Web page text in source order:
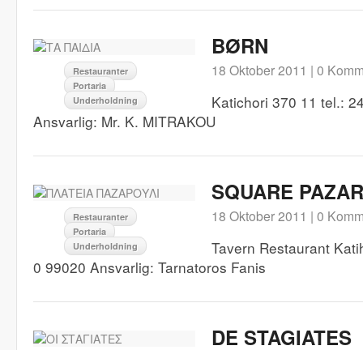
Restauranter
Portaria
Underholdning
BØRN
18 Oktober 2011 | 0
Katichori 370 11 tel.:
Ansvarlig: Mr. K. MITRAKOU
Restauranter
Portaria
Underholdning
SQUARE
18 Oktober 2011 | 0
Tavern Restaurant
0 99020 Ansvarlig: Tarnatoros Fanis
DE STAGIATES